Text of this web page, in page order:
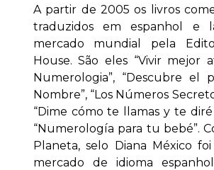
A partir de 2005 os livros
traduzidos em espanhol e
mercado mundial pela
House. São eles “Vivir mejor
Numerologia”, “Descubre el
Nombre”, “Los Números
“Dime cómo te llamas y te diré
“Numerología para tu bebé”.
Planeta, selo Diana México
mercado de idioma